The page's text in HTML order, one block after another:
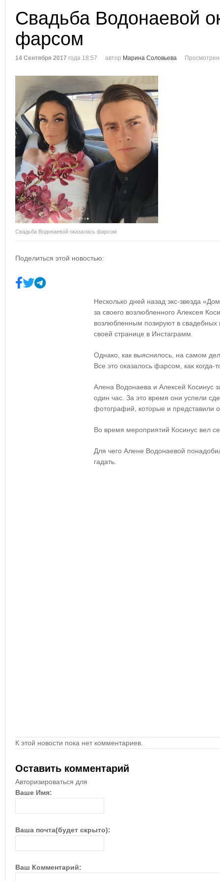
Свадьба Водонаевой
фарсом
14 Сентября 2017 года 18:57 автор Марина Соловьева
Свадьба Водонаевой оказалась фарсом
Поделиться этой новостью:
Несколько дней назад экс-звезда
за своего возлюбленного Алексея
возлюбленным позируют в
своей странице в Инстаграмм.
Однако, как выяснилось, на самом
Все это оказалось фарсом, как когда-
Алена Водонаева и Алексей Косинус
один час. За это время они успели
фотографий, которые и представили
Во время мероприятий Косинус вел
Для чего Алене Водонаевой
гадать.
К этой новости пока нет комментариев.
Оставить комментарий
Авторизироваться для
Ваше Имя:
Ваша почта(будет скрыто):
Ваш Комментарий: